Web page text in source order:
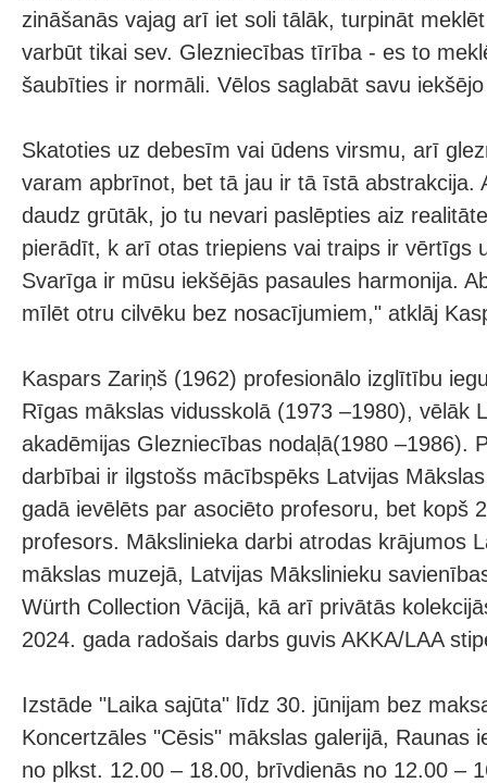
zināšanās vajag arī iet soli tālāk, turpināt
varbūt tikai sev. Glezniecības tīrība - es to
šaubīties ir normāli. Vēlos saglabāt savu
Skatoties uz debesīm vai ūdens virsmu, arī
varam apbrīnot, bet tā jau ir tā īstā abstrakcija.
daudz grūtāk, jo tu nevari paslēpties aiz
pierādīt, k arī otas triepiens vai traips ir vērtīgs
Svarīga ir mūsu iekšējās pasaules harmonija.
mīlēt otru cilvēku bez nosacījumiem," atklāj
Kaspars Zariņš (1962) profesionālo izglītību
Rīgas mākslas vidusskolā (1973 –1980), vēlāk
akadēmijas Glezniecības nodaļā(1980 –1986).
darbībai ir ilgstošs mācībspēks Latvijas
gadā ievēlēts par asociēto profesoru, bet kopš
profesors. Mākslinieka darbi atrodas krājumos
mākslas muzejā, Latvijas Mākslinieku
Würth Collection Vācijā, kā arī privātās
2024. gada radošais darbs guvis AKKA/LAA
Izstāde "Laika sajūta" līdz 30. jūnijam bez
Koncertzāles "Cēsis" mākslas galerijā, Raunas
no plkst. 12.00 – 18.00, brīvdienās no 12.00 –